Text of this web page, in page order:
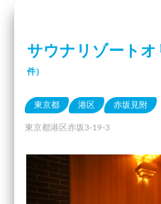
サウナリゾート
件）
東京都 港区 赤坂見附
東京都港区赤坂3-19-3